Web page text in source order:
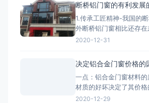
与细化。我们精准核算每
强度、安装逻辑和材料
图、组装图、节点大样图
断桥铝门窗的有利发展
1.传承工匠精神-我国的
外断桥铝门窗相比还存
产品质量、技术含量等方
路”战略，让断桥铝门窗
的平台，而“一带一路”
国家，占全球
2020-12-31
决定铝合金门窗价格的
一点：铝合金门窗材料
材质的好坏决定了其价
两种铝，一种是纯铝，用
2020-12-29